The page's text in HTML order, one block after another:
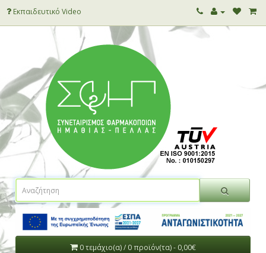
Εκπαιδευτικό Video
0 τεμάχιο(α) / 0 προϊόν(τα) - 0,00€